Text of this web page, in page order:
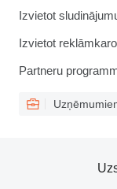
Izvietot
Izvietot
Partneru